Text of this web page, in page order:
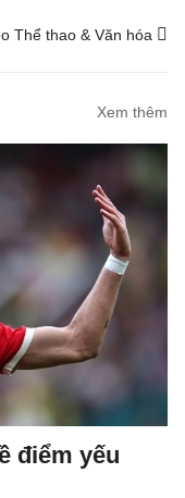
Thể thao & Văn hóa
Xem thêm
điểm yếu